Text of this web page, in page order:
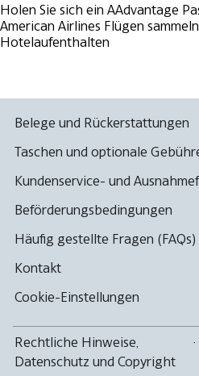
Holen Sie sich ein AAdvantage
American Airlines Flügen sammeln
Hotelaufenthalten
Belege und Rückerstattungen
Taschen und optionale
Kundenservice- und
Beförderungsbedingungen
Häufig gestellte Fragen (FAQs)
Kontakt
Cookie-Einstellungen
Rechtliche Hinweise,
Datenschutz und Copyright
·